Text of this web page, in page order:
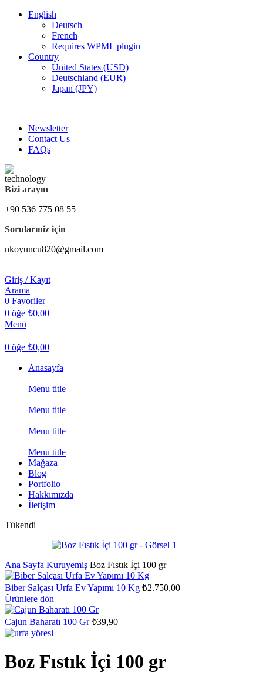
English
Deutsch
French
Requires WPML plugin
Country
United States (USD)
Deutschland (EUR)
Japan (JPY)
Newsletter
Contact Us
FAQs
Bizi arayın
+90 536 775 08 55
Sorularıniz için
nkoyuncu820@gmail.com
Giriş / Kayıt
Arama
0 Favoriler
0 öğe ₺0,00
Menü
0 öğe ₺0,00
Anasayfa
Menu title
Menu title
Menu title
Menu title
Mağaza
Blog
Portfolio
Hakkımızda
İletişim
Tükendi
Ana Sayfa Kuruyemiş Boz Fıstık İçi 100 gr
Biber Salçası Urfa Ev Yapımı 10 Kg ₺2.750,00
Ürünlere dön
Cajun Baharatı 100 Gr₺39,90
Boz Fıstık İçi 100 gr